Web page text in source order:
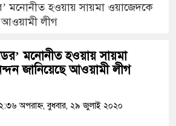
সিল-স্বাক্ষর জালিয়াতি চক্রের পাঁচ
জনগণ পরিবর্তন চেয়েছে
মনোনীত হওয়ায় সায়মা ওয়াজেদকে
আওয়ামী লীগ
মনোনীত হওয়ায় সায়মা
জানিয়েছে আওয়ামী লীগ
অপরাহ্ন, বুধবার, ২৯ জুলাই ২০২০